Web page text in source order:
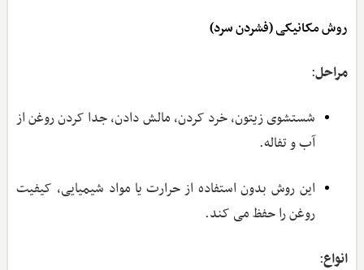
روش مکانیکی (فشردن سرد)
مراحل:
شستشوی زیتون، خرد کردن، مالش دادن، جدا کردن روغن از
آب و تفاله.
این روش بدون استفاده از حرارت یا مواد شیمیایی، کیفیت
روغن را حفظ می ‌کند.
انواع: